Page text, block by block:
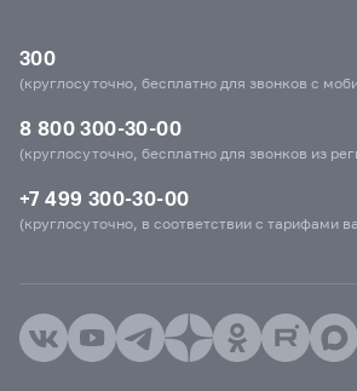
300
(круглосуточно, бесплатно для звонков с
8 800 300-30-00
(круглосуточно, бесплатно для звонков из
+7 499 300-30-00
(круглосуточно, в соответствии с тарифами